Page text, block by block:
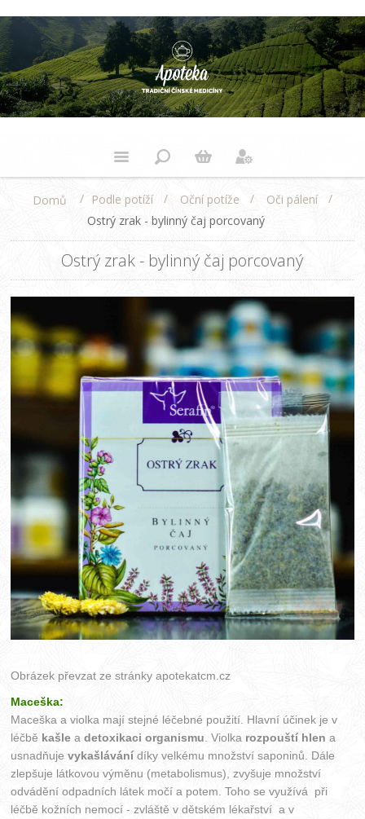
Domů / Podle potíží / Oční potíže / Oči pálení
/
Ostrý zrak - bylinný čaj porcovaný
Ostrý zrak - bylinný čaj porcovaný
Obrázek převzat ze stránkyapotekatcm.cz
Maceška:
Maceška a violka mají stejné léčebné použití. Hlavní účinek je v
léčbě kašle adetoxikaci organismu . Violka rozpouští hlen a
usnadňujevykašlávání díky velkému množství saponinů. Dále
zlepšuje látkovou výměnu (metabolismus), zvyšuje množství
odvádění odpadních látek močí a potem. Toho se využívá při
léčbě kožních nemocí - zvláště v dětském lékařství a v